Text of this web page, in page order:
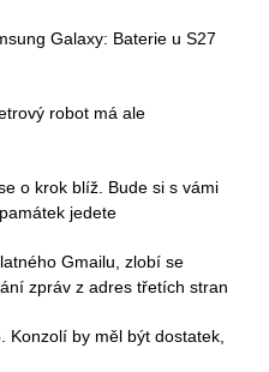
Galaxy: Baterie u S27
robot má ale
o krok blíž. Bude si s vámi
jedete
Gmailu, zlobí se
zpráv z adres třetích stran
Konzolí by měl být dostatek,